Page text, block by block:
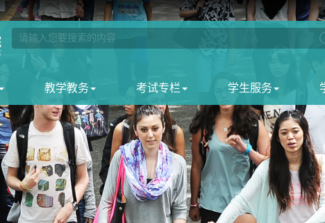
教学教务 考试专栏 学生服务